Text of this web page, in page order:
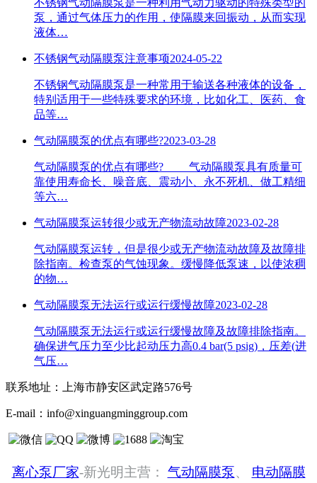
泵，通过气体压力的作用，使隔膜来回振动，从而实现
液体…
不锈钢气动隔膜泵注意事项2024-05-22
不锈钢气动隔膜泵是一种常用于输送各种液体的设备，
特别适用于一些特殊要求的环境，比如化工、医药、食
品等…
气动隔膜泵的优点有哪些?2023-03-28
气动隔膜泵的优点有哪些? 气动隔膜泵具有质量可
靠使用寿命长、噪音底、震动小、永不死机、做工精细
等六…
气动隔膜泵运转很少或无产物流动故障2023-02-28
气动隔膜泵运转，但是很少或无产物流动故障及故障排
除指南。检查泵的气蚀现象。缓慢降低泵速，以使浓稠
的物…
气动隔膜泵无法运行或运行缓慢故障2023-02-28
气动隔膜泵无法运行或运行缓慢故障及故障排除指南。
确保进气压力至少比起动压力高0.4 bar(5 psig)，压差(进
气压…
联系地址： 上海市静安区武定路576号
E-mail： info@xinguangminggroup.com
离心泵厂家-新光明主营： 气动隔膜泵、 电动隔膜